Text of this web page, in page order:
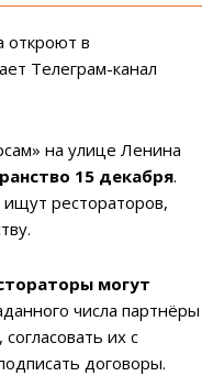
откроют в
Телеграм-канал
на улице Ленина
15 декабря.
рестораторов,
могут
числа партнёры
их с
договоры.